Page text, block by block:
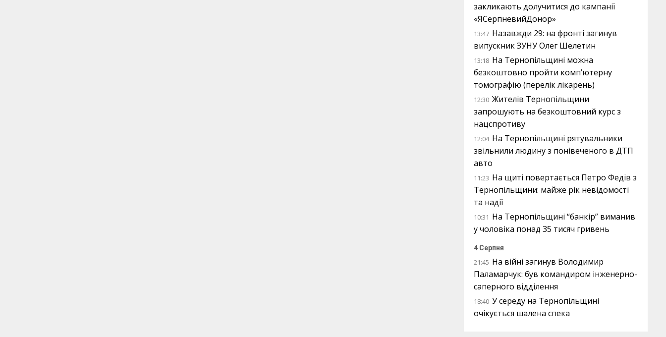
закликають долучитися до кампанії
«ЯСерпневийДонор»
13:47 Назавжди 29: на фронті загинув
випускник ЗУНУ Олег Шелетин
13:18 На Тернопільщині можна
безкоштовно пройти комп’ютерну
томографію (перелік лікарень)
12:30 Жителів Тернопільщини
запрошують на безкоштовний курс з
нацспротиву
12:04 На Тернопільщині рятувальники
звільнили людину з понівеченого в ДТП
авто
11:23 На щиті повертається Петро Федів з
Тернопільщини: майже рік невідомості
та надії
10:31 На Тернопільщині “банкір” виманив
у чоловіка понад 35 тисяч гривень
4 Серпня
21:45 На війні загинув Володимир
Паламарчук: був командиром інженерно-
саперного відділення
18:40 У середу на Тернопільщині
очікується шалена спека